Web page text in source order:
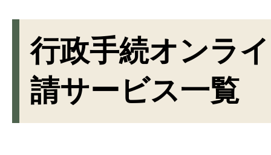
行政手続オンラ
請サービス一覧